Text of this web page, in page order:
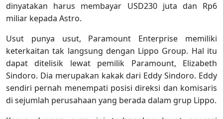
dinyatakan harus membayar USD230 juta dan Rp6
miliar kepada Astro.
Usut punya usut, Paramount Enterprise memiliki
keterkaitan tak langsung dengan Lippo Group. Hal itu
dapat ditelisik lewat pemilik Paramount, Elizabeth
Sindoro. Dia merupakan kakak dari Eddy Sindoro. Eddy
sendiri pernah menempati posisi direksi dan komisaris
di sejumlah perusahaan yang berada dalam grup Lippo.